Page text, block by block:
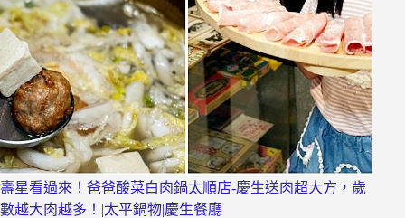
壽星看過來！爸爸酸菜白肉鍋太順店-慶生送肉超大方，歲
數越大肉越多！|太平鍋物|慶生餐廳